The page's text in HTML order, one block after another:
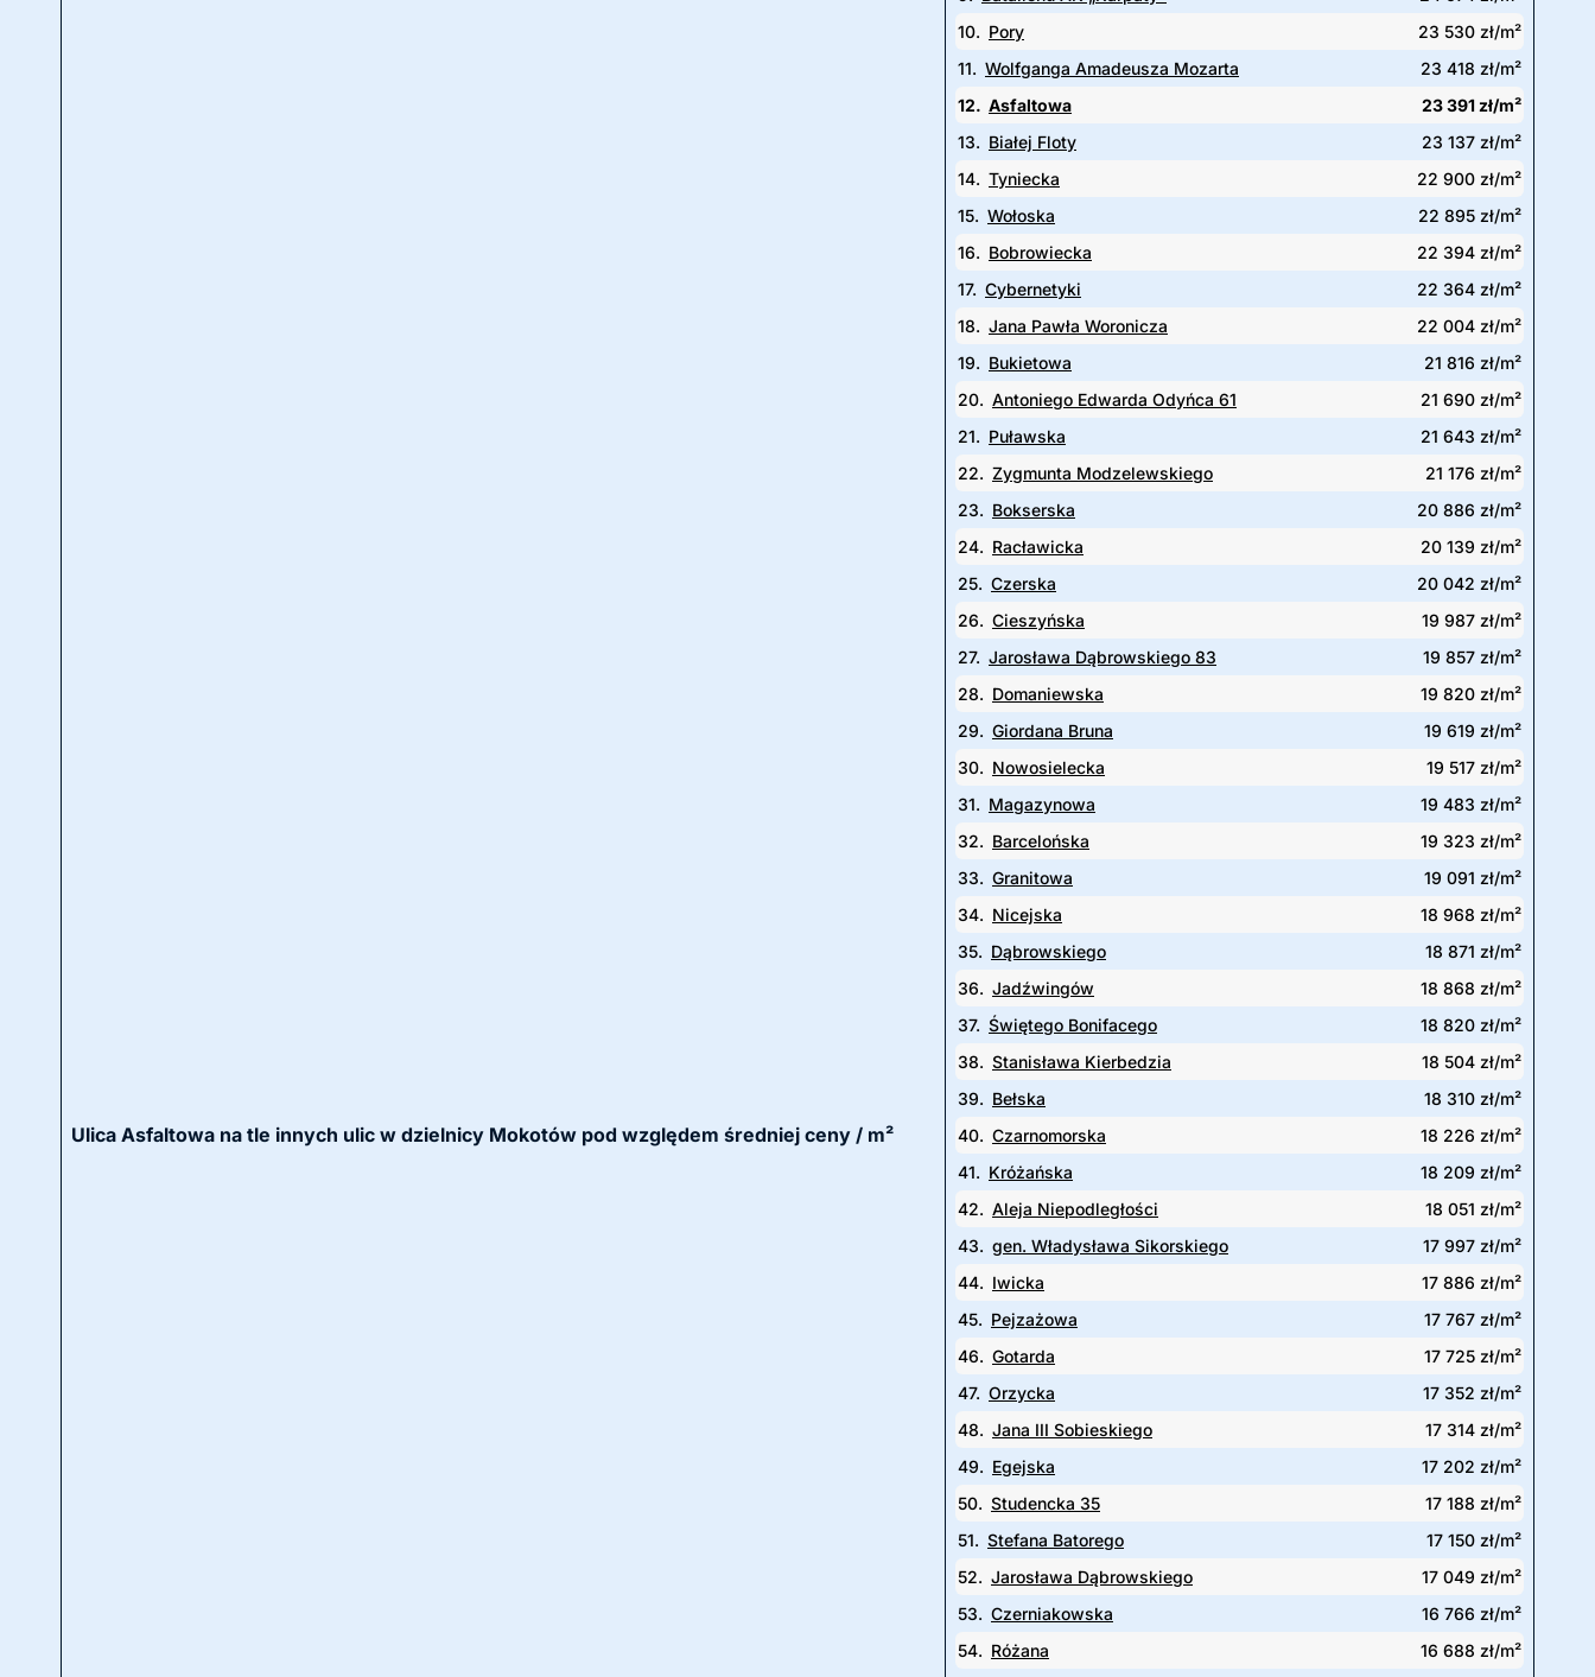
Ulica Asfaltowa na tle innych ulic w dzielnicy Mokotów pod względem średniej ceny / m²
10. Pory
23 530 zł/m²
11. Wolfganga Amadeusza Mozarta
23 418 zł/m²
12. Asfaltowa
23 391 zł/m²
13. Białej Floty
23 137 zł/m²
14. Tyniecka
22 900 zł/m²
15. Wołoska
22 895 zł/m²
16. Bobrowiecka
22 394 zł/m²
17. Cybernetyki
22 364 zł/m²
18. Jana Pawła Woronicza
22 004 zł/m²
19. Bukietowa
21 816 zł/m²
20. Antoniego Edwarda Odyńca 61
21 690 zł/m²
21. Puławska
21 643 zł/m²
22. Zygmunta Modzelewskiego
21 176 zł/m²
23. Bokserska
20 886 zł/m²
24. Racławicka
20 139 zł/m²
25. Czerska
20 042 zł/m²
26. Cieszyńska
19 987 zł/m²
27. Jarosława Dąbrowskiego 83
19 857 zł/m²
28. Domaniewska
19 820 zł/m²
29. Giordana Bruna
19 619 zł/m²
30. Nowosielecka
19 517 zł/m²
31. Magazynowa
19 483 zł/m²
32. Barcelońska
19 323 zł/m²
33. Granitowa
19 091 zł/m²
34. Nicejska
18 968 zł/m²
35. Dąbrowskiego
18 871 zł/m²
36. Jadźwingów
18 868 zł/m²
37. Świętego Bonifacego
18 820 zł/m²
38. Stanisława Kierbedzia
18 504 zł/m²
39. Bełska
18 310 zł/m²
40. Czarnomorska
18 226 zł/m²
41. Króżańska
18 209 zł/m²
42. Aleja Niepodległości
18 051 zł/m²
43. gen. Władysława Sikorskiego
17 997 zł/m²
44. Iwicka
17 886 zł/m²
45. Pejzażowa
17 767 zł/m²
46. Gotarda
17 725 zł/m²
47. Orzycka
17 352 zł/m²
48. Jana III Sobieskiego
17 314 zł/m²
49. Egejska
17 202 zł/m²
50. Studencka 35
17 188 zł/m²
51. Stefana Batorego
17 150 zł/m²
52. Jarosława Dąbrowskiego
17 049 zł/m²
53. Czerniakowska
16 766 zł/m²
54. Różana 16 688 zł/m²